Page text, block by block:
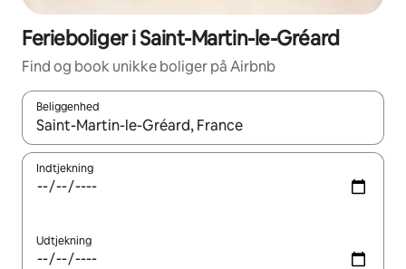
Ferieboliger i Saint-Martin-le-Gréard
Find og book unikke boliger på Airbnb
Beliggenhed
Når resultaterne er tilgængelige, skal du navigere med
Indtjekning
Udtjekning